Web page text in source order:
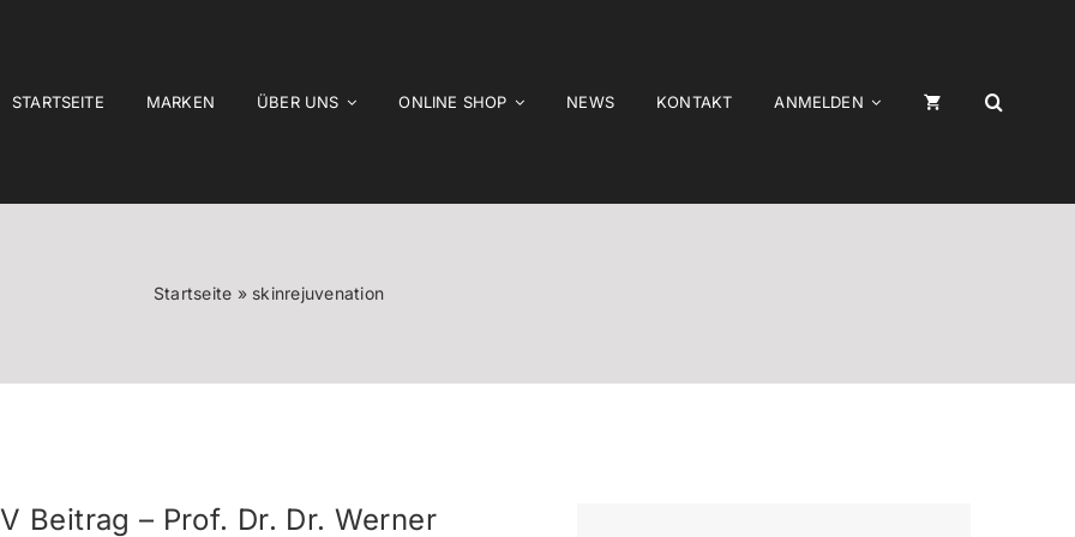
STARTSEITE MARKEN ÜBER UNS ONLINE SHOP NEWS KONTAKT ANMELDEN
Startseite » skinrejuvenation
Beitrag – Prof. Dr. Dr. Werner